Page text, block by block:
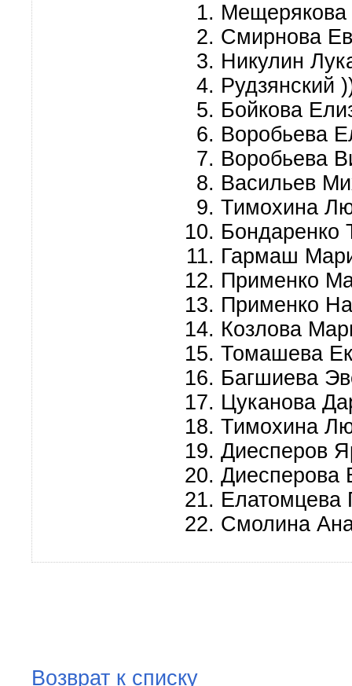
Смирнова
Никулин
Рудзянский
Бойкова
Воробьева
Воробьева
Васильев
Тимохина
Бондаренко
Гармаш
Применко
Применко
Козлова
Томашева
Багшиева
Цуканова
Тимохина
Диесперов
Диесперова
Елатомцева
Смолина
Возврат к списку